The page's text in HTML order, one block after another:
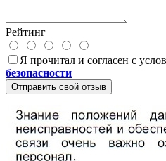
Рейтинг
Я прочитал и согласен с
безопасности
Отправить свой отзыв